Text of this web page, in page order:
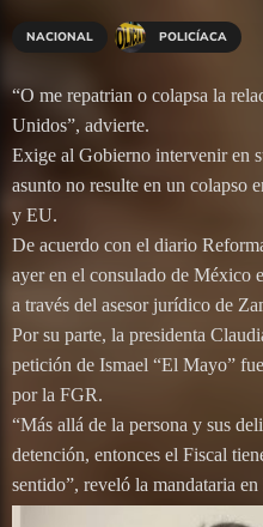
NACIONAL POLICÍACA
“O me repatrian o colapsa la
Unidos”, advierte.
Exige al Gobierno intervenir en
asunto no resulte en un colapso
y EU.
De acuerdo con el diario
ayer en el consulado de México
a través del asesor jurídico de
Por su parte, la presidenta
petición de Ismael “El Mayo”
por la FGR.
“Más allá de la persona y sus
detención, entonces el Fiscal
sentido”, reveló la mandataria en